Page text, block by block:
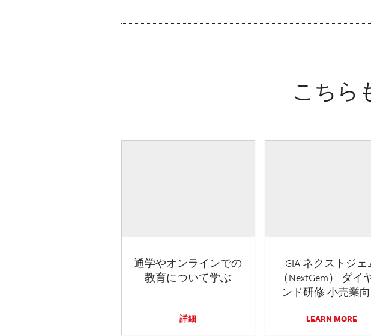
こちら
通学やオンラインでの
教育について学ぶ
詳細
GIA ネクストジェ
（NextGem） ダイ
ンド研修 小売業
LEARN MORE